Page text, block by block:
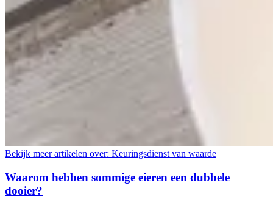
Bekijk meer artikelen over: Keuringsdienst van waarde
Waarom hebben sommige eieren een dubbele
dooier?